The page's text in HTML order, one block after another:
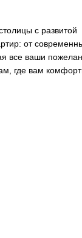
с развитой
от
все ваши
где вам